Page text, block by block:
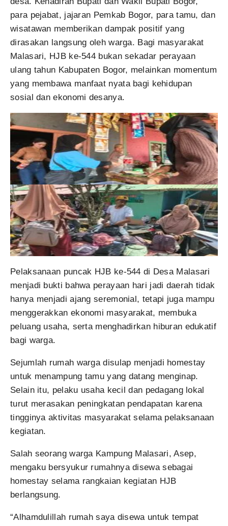
para pejabat, jajaran Pemkab Bogor, para tamu, dan
wisatawan memberikan dampak positif yang
dirasakan langsung oleh warga. Bagi masyarakat
Malasari, HJB ke-544 bukan sekadar perayaan
ulang tahun Kabupaten Bogor, melainkan momentum
yang membawa manfaat nyata bagi kehidupan
sosial dan ekonomi desanya.
Pelaksanaan puncak HJB ke-544 di Desa Malasari
menjadi bukti bahwa perayaan hari jadi daerah tidak
hanya menjadi ajang seremonial, tetapi juga mampu
menggerakkan ekonomi masyarakat, membuka
peluang usaha, serta menghadirkan hiburan edukatif
bagi warga.
Sejumlah rumah warga disulap menjadi homestay
untuk menampung tamu yang datang menginap.
Selain itu, pelaku usaha kecil dan pedagang lokal
turut merasakan peningkatan pendapatan karena
tingginya aktivitas masyarakat selama pelaksanaan
kegiatan.
Salah seorang warga Kampung Malasari, Asep,
mengaku bersyukur rumahnya disewa sebagai
homestay selama rangkaian kegiatan HJB
berlangsung.
“Alhamdulillah rumah saya disewa untuk tempat